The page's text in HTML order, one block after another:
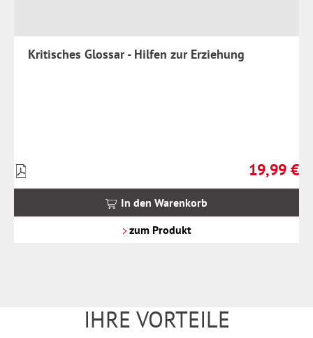
Kritisches Glossar - Hilfen zur Erziehung
Regulärer
19,99 €
Preise
inkl.
In den Warenkorb
zum Produkt
IHRE VORTEILE